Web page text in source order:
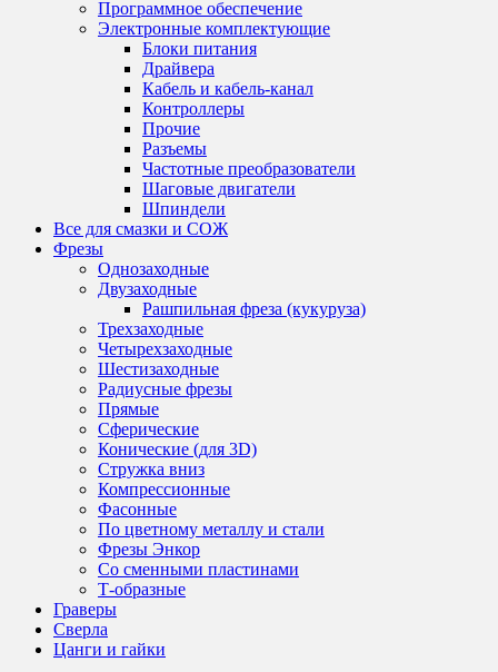
Программное обеспечение
Электронные комплектующие
Блоки питания
Драйвера
Кабель и кабель-канал
Контроллеры
Прочие
Разъемы
Частотные преобразователи
Шаговые двигатели
Шпиндели
Все для смазки и СОЖ
Фрезы
Однозаходные
Двузаходные
Рашпильная фреза (кукуруза)
Трехзаходные
Четырехзаходные
Шестизаходные
Радиусные фрезы
Прямые
Сферические
Конические (для 3D)
Стружка вниз
Компрессионные
Фасонные
По цветному металлу и стали
Фрезы Энкор
Со сменными пластинами
Т-образные
Граверы
Сверла
Цанги и гайки